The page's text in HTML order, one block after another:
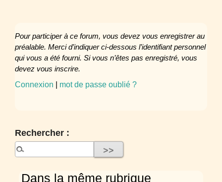
Pour participer à ce forum, vous devez vous enregistrer au
préalable. Merci d’indiquer ci-dessous l’identifiant personnel
qui vous a été fourni. Si vous n’êtes pas enregistré, vous
devez vous inscrire.
Connexion | mot de passe oublié ?
Rechercher :
Dans la même rubrique